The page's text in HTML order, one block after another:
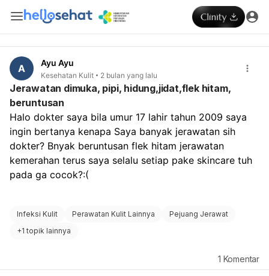
A Ayu Ayu
Kesehatan Kulit 2 bulan yang lalu
Jerawatan dimuka, pipi, hidung,jidat,flek hitam,
beruntusan
Halo dokter saya bila umur 17 lahir tahun 2009 saya
ingin bertanya kenapa Saya banyak jerawatan sih
dokter? Bnyak beruntusan flek hitam jerawatan
kemerahan terus saya selalu setiap pake skincare tuh
pada ga cocok?:(
Infeksi Kulit Perawatan Kulit Lainnya
Pejuang Jerawat
+1 topik lainnya
1 Komentar